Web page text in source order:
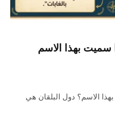
سميت بهذا الاسم
الاسم؟ دول البلقان هي